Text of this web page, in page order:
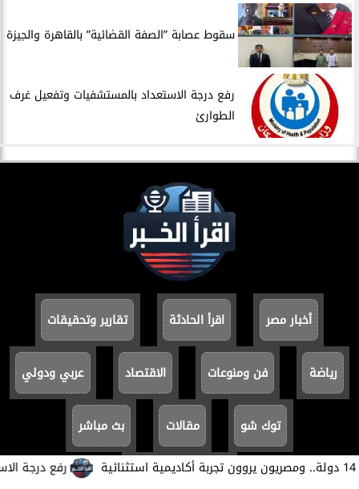
​رفع درجة
سقوط عصابة ”الصفة القضائية” بالقاهرة والجيزة
​رفع درجة الاستعداد بالمستشفيات وتفعيل غرف
الطوارئ
أخبار مصر اقرأ الحادثة تقارير وتحقيقات
رياضة فن ومنوعات الاقتصاد عربي ودولي
توك شو مقالات بث مباشر
سياسة الخصوصية